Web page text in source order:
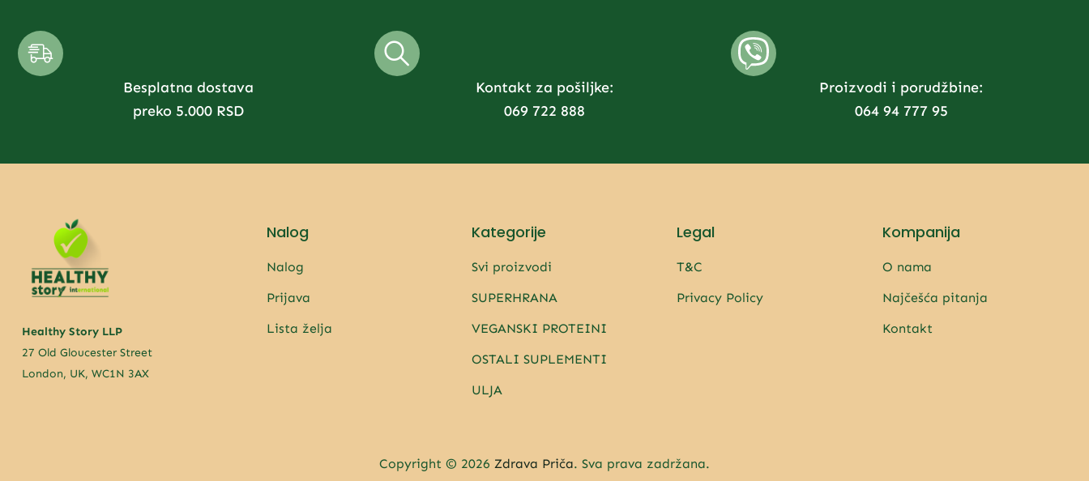
Besplatna dostava
preko 5.000 RSD
Kontakt za pošiljke:
069 722 888
Proizvodi i porudžbine:
064 94 777 95
Healthy Story LLP
27 Old Gloucester Street
London, UK, WC1N 3AX
Nalog
Nalog
Prijava
Lista želja
Kategorije
Svi proizvodi
SUPERHRANA
VEGANSKI PROTEINI
OSTALI SUPLEMENTI
ULJA
Legal
T&C
Privacy Policy
Kompanija
O nama
Najčešća pitanja
Kontakt
Copyright © 2026 Zdrava Priča. Sva prava zadržana.